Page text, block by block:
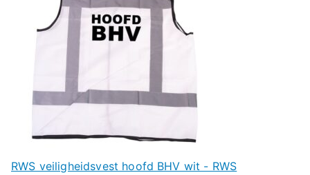
RWS veiligheidsvest hoofd BHV wit - RWS